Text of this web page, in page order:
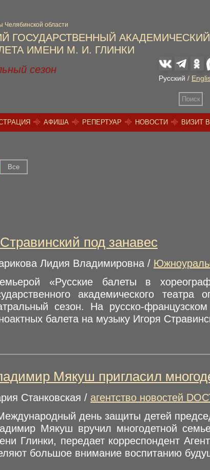
ГОСУДАРСТВЕННЫЙ АКАДЕМИЧЕСКИЙ
ИМЕНИ М. И. ГЛИНКИ
Челябинской области
Русский /
сезон
Поиск
АФИША РЕПЕРТУАР НОВОСТИ ВИЗИТ
Вce
под занавес
Лидия Владимировна /
«Русские балеты в
академического
сезон. На русско-
балета на музыку Игоря
Мякуш пригласил
Станковская / агентство новостей
день защиты детей
Мякуш вручил многодетной
Глинки, передает корреспондент
большое внимание воспитанию